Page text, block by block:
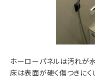
ホーローパネルは汚れが
床は表面が硬く傷つきにく